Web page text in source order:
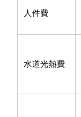
人件費
水道光熱費